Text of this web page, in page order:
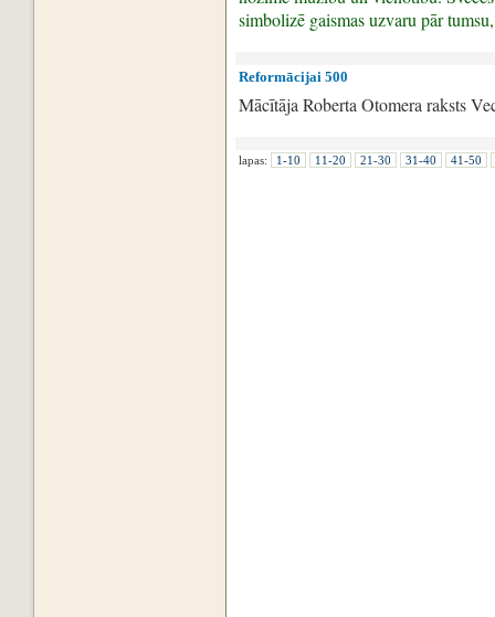
simbolizē gaismas uzvaru pār
Reformācijai 500
Mācītāja Roberta Otomera raksts
lapas: 1-10 11-20 21-30 31-40 41-50